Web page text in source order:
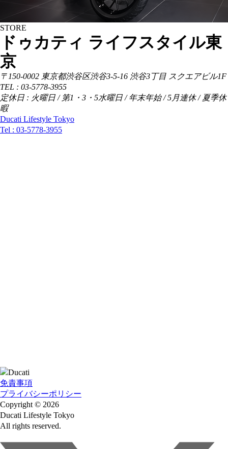
STORE
ドゥカティ ライフスタイル東
京
〒150-0002 東京都渋谷区渋谷3-5-16 渋谷3丁目 スクエアビル1F
TEL : 03-5778-3955
定休日 : 火曜日 / 第1・3・5水曜日 / 年末年始 / 5月連休 / 夏季休
暇
Ducati Lifestyle Tokyo
Tel : 03-5778-3955
免責事項
プライバシーポリシー
Copyright © 2026
Ducati Lifestyle Tokyo
All rights reserved.